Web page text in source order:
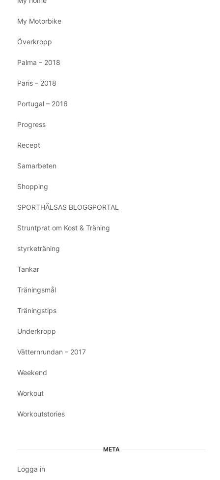
My Motorbike
Överkropp
Palma – 2018
Paris – 2018
Portugal – 2016
Progress
Recept
Samarbeten
Shopping
SPORTHÄLSAS BLOGGPORTAL
Struntprat om Kost & Träning
styrketräning
Tankar
Träningsmål
Träningstips
Underkropp
Vätternrundan – 2017
Weekend
Workout
Workoutstories
META
Logga in